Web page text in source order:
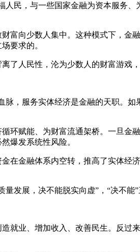
，与一些国家金融为资本服务、
向少数人集中。这种模式下，金
要求的。
人民性，沦为少数人的财富游戏
服务实体经济是金融的天职。如
赋能、为财富流通架桥。一旦金
爆发系统性风险。
金融体系内空转，推高了实体经
展，决不能脱实向虚”，“决不能”
业、增加收入、改善民生。反过